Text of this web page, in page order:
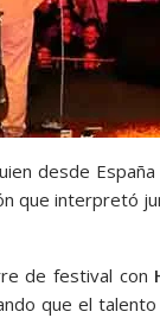
desde
que interpretó
de festival con
que el talento